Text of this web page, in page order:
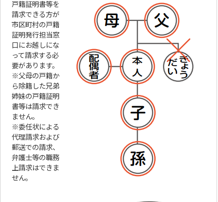
戸籍証明書等を
請求できる方が
市区町村の戸籍
証明発行担当窓
口にお越しにな
って請求する必
要があります。
※父母の戸籍か
ら除籍した兄弟
姉妹の戸籍証明
書等は請求でき
ません。
※委任状による
代理請求および
郵送での請求、
弁護士等の職務
上請求はできま
せん。